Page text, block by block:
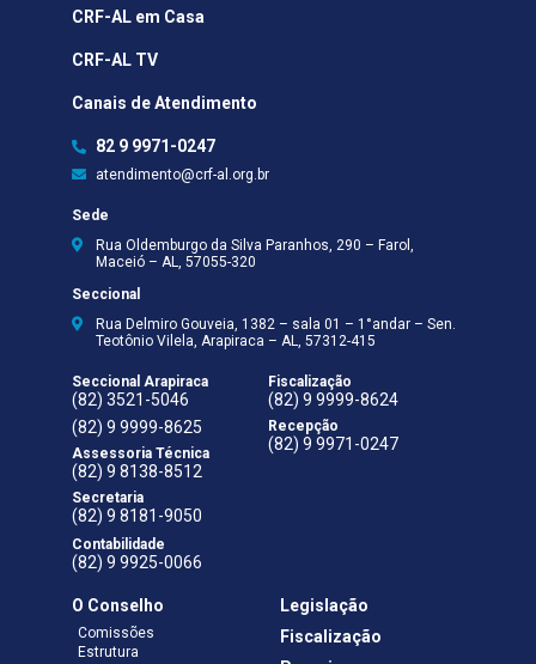
CRF-AL em Casa
CRF-AL TV
Canais de Atendimento
82 9 9971-0247
atendimento@crf-al.org.br
Sede
Rua Oldemburgo da Silva Paranhos, 290 – Farol,
Maceió – AL, 57055-320
Seccional
Rua Delmiro Gouveia, 1382 – sala 01 – 1°andar – Sen.
Teotônio Vilela, Arapiraca – AL, 57312-415
Seccional Arapiraca
(82) 3521-5046
(82) 9 9999-8625
Assessoria Técnica
(82) 9 8138-8512
Secretaria
(82) 9 8181-9050
Contabilidade
(82) 9 9925-0066
Fiscalização
(82) 9 9999-8624
Recepção
(82) 9 9971-0247
O Conselho
Comissões
Estrutura
Legislação
Fiscalização